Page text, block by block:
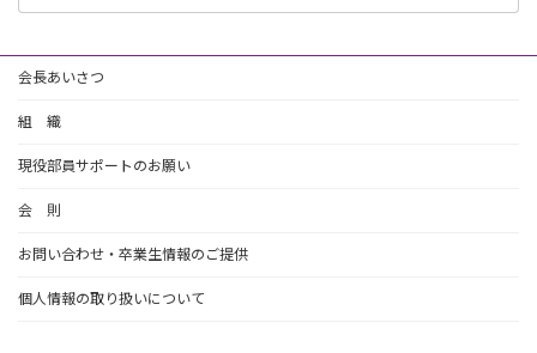
会長あいさつ
組 織
現役部員サポートのお願い
会 則
お問い合わせ・卒業生情報のご提供
個人情報の取り扱いについて